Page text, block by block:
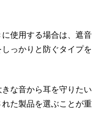
使用する場合は、遮音
っかりと防ぐタイプを
な音から耳を守りたい
た製品を選ぶことが重